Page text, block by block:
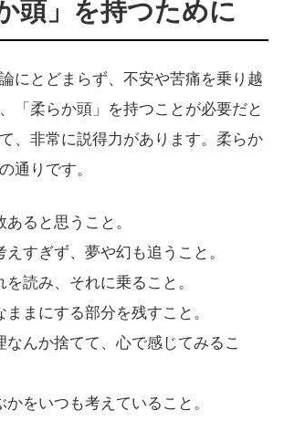
頭」を持つために
にとどまらず、不安や苦痛を乗り越
「柔らか頭」を持つことが必要だと
、非常に説得力があります。柔らか
通りです。
あると思うこと。
えすぎず、夢や幻も追うこと。
を読み、それに乗ること。
ままにする部分を残すこと。
なんか捨てて、心で感じてみるこ
かをいつも考えていること。